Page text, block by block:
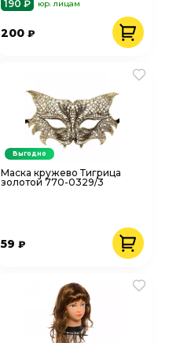
190 ₽
юр. лицам
200₽
Маска кружево Тигрица
золотой 770-0329/3
59₽
Выгодно